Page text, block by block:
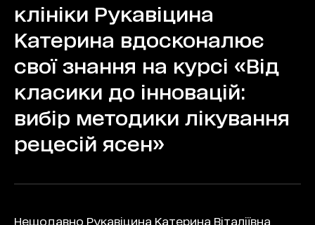
клініки Рукавіцина
Катерина вдосконалює
свої знання на курсі «Від
класики до інновацій:
вибір методики лікування
рецесій ясен»
Нещодавно Рукавіцина Катерина Віталіївна